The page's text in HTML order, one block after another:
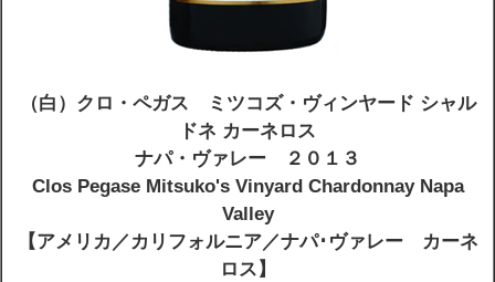
（白）クロ・ペガス ミツコズ・ヴィンヤード シャル
ドネ カーネロス
ナパ・ヴァレー ２０１３
Clos Pegase Mitsuko's Vinyard Chardonnay Napa
Valley
【アメリカ／カリフォルニア／ナパ･ヴァレー カーネ
ロス】